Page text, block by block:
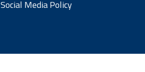
Social Media Policy